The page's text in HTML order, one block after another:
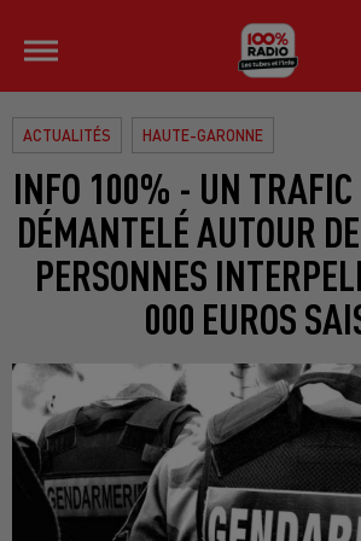
ACTUALITÉS HAUTE-GARONNE
INFO 100% - UN TRAFIC
DÉMANTELÉ AUTOUR
PERSONNES
000 EUROS